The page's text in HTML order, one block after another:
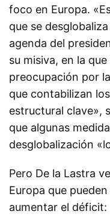
foco en Europa.
que se
agenda del
su misiva, en la
preocupación por
que contabilizan
estructural clave»,
que algunas
desglobalización
Pero De la Lastra
Europa que
aumentar el